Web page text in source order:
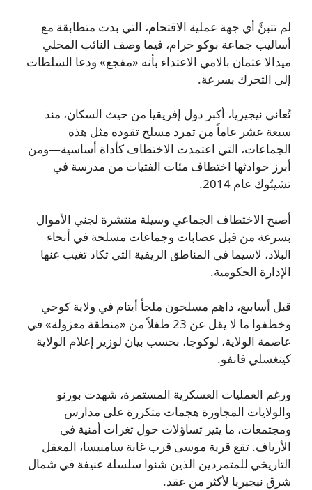
لم تتبنَّ أي جهة عملية الاقتحام، التي بدت متطابقة مع
أساليب جماعة بوكو حرام، فيما وصف النائب المحلي
ميدالا عثمان بالامي الاعتداء بأنه «مفجع» ودعا السلطات
إلى التحرك بسرعة.
تُعاني نيجيريا، أكبر دول إفريقيا من حيث السكان، منذ
سبعة عشر عاماً من تمرد مسلح تقوده مثل هذه
الجماعات، التي اعتمدت الاختطاف كأداة أساسية—ومن
أبرز حوادثها اختطاف مئات الفتيات من مدرسة في
تشيبُوك عام 2014.
أصبح الاختطاف الجماعي وسيلة منتشرة لجني الأموال
بسرعة من قبل عصابات وجماعات مسلحة في أنحاء
البلاد، لاسيما في المناطق الريفية التي تكاد تغيب عنها
الإدارة الحكومية.
قبل أسابيع، داهم مسلحون ملجأ أيتام في ولاية كوجي
وخطفوا ما لا يقل عن 23 طفلاً من «منطقة معزولة» في
عاصمة الولاية، لوكوجا، بحسب بيان لوزير إعلام الولاية
كينغسلي فانفو.
ورغم العمليات العسكرية المستمرة، شهدت بورنو
والولايات المجاورة هجمات متكررة على مدارس
ومجتمعات، ما يثير تساؤلات حول ثغرات أمنية في
الأرياف. تقع قرية موسى قرب غابة سامبيسا، المعقل
التاريخي للمتمردين الذين شنوا سلسلة عنيفة في شمال
شرق نيجيريا لأكثر من عقد.